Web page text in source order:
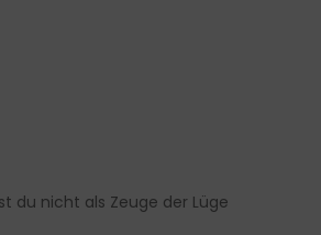
du nicht als Zeuge der Lüge